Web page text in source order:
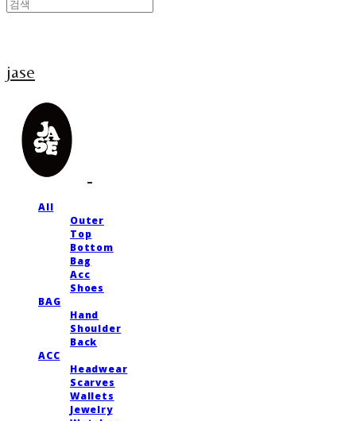
jase
All
Outer
Top
Bottom
Bag
Acc
Shoes
BAG
Hand
Shoulder
Back
ACC
Headwear
Scarves
Wallets
Jewelry